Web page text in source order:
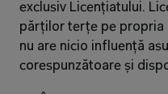
exclusiv Licențiatului.
părților terțe pe propria
nu are nicio influență
corespunzătoare și